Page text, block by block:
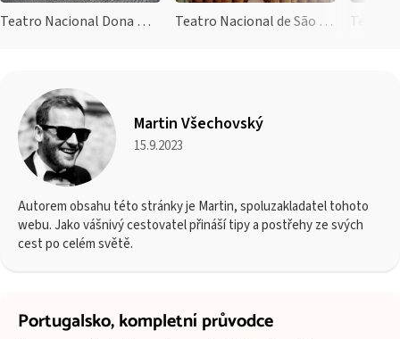
Teatro Nacional Dona Maria II Teatro Nacional de São Carlos Teatro
Martin Všechovský
15.9.2023
Autorem obsahu této stránky je Martin, spoluzakladatel tohoto
webu. Jako vášnivý cestovatel přináší tipy a postřehy ze svých
cest po celém světě.
Portugalsko,kompletní průvodce